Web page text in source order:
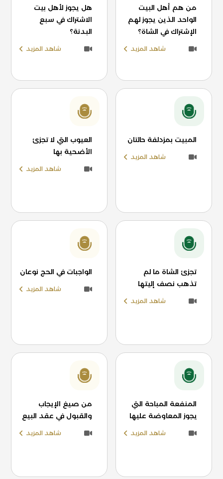
من هم أهل البيت
الواحد الذين يجوز لهم
الإشتراك في الشاة؟
شاهد المزيد
هل يجوز لأهل بيت
الاشتراك في سبع
البدنة؟
شاهد المزيد
المبيت بمزدلفة حالتان
شاهد المزيد
العيوب التي لا تجزئ
الأضحية بها
شاهد المزيد
تجزئ الشاة ما لم
تذهب نصف إليتها
شاهد المزيد
الواجبات في الحج نوعان
شاهد المزيد
المنفعة المباحة التي
يجوز المعاوضة عليها
شاهد المزيد
من صيغ الإيجاب
والقبول في عقد البيع
شاهد المزيد